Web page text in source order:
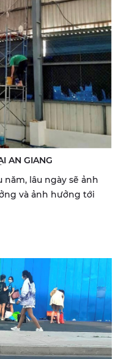
AN GIANG
lâu ngày sẽ ảnh
và ảnh hưởng tới